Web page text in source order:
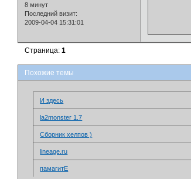
8 минут
Последний визит:
2009-04-04 15:31:01
Страница:1
Похожие темы
И здесь
la2monster 1.7
Сборник хелпов )
lineage.ru
памагитЕ